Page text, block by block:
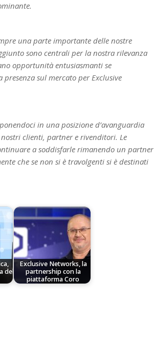
una parte importante delle nostre
sono centrali per la nostra rilevanza
opportunità entusiasmanti se
sul mercato per Exclusive
in una posizione d’avanguardia
clienti, partner e rivenditori. Le
a soddisfarle rimanendo un partner
che se non si è travolgenti si è destinati
del
Exclusive Networks, la
partnership con la
piattaforma Coro